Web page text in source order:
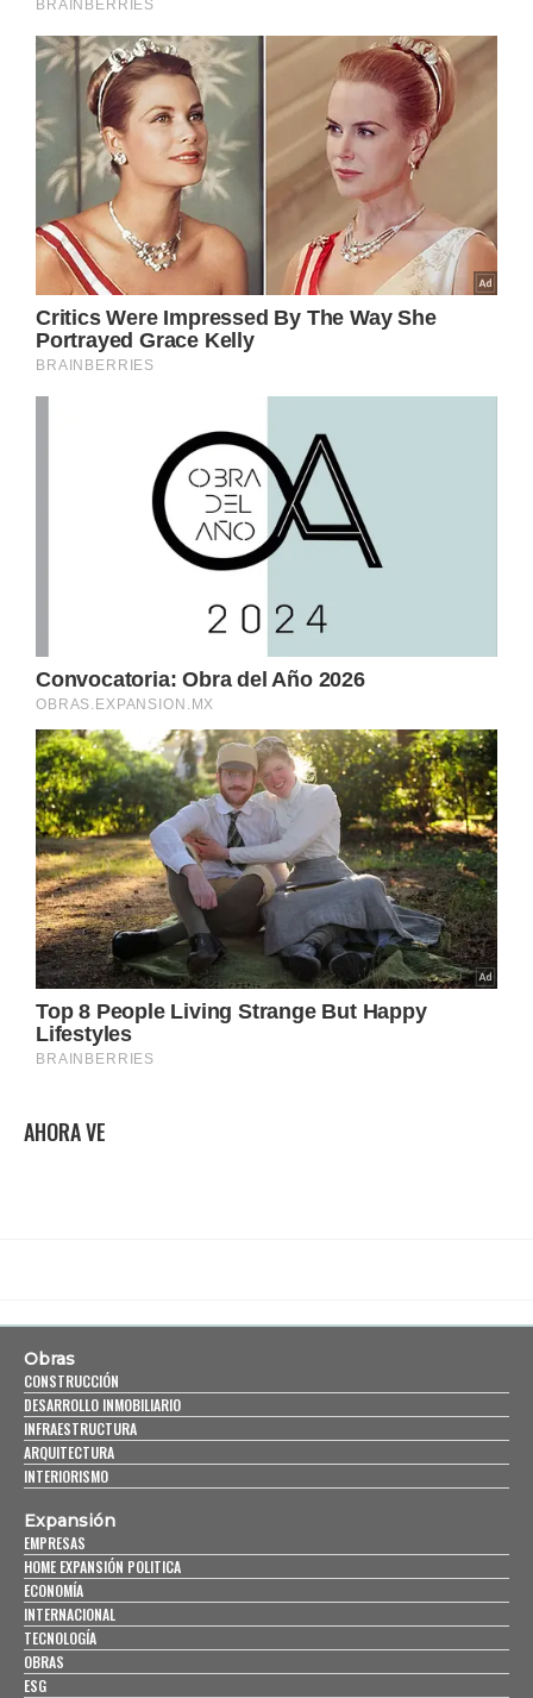
AHORA VE
Obras
CONSTRUCCIÓN
DESARROLLO INMOBILIARIO
INFRAESTRUCTURA
ARQUITECTURA
INTERIORISMO
Expansión
EMPRESAS
HOME EXPANSIÓN POLITICA
ECONOMÍA
INTERNACIONAL
TECNOLOGÍA
OBRAS
ESG